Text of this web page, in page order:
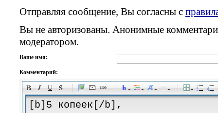
Отправляя сообщение, Вы согласны с
Вы не авторизованы. Анонимные
модератором.
Ваше имя:
Комментарий:
-
-
-
-
-
-
-
-